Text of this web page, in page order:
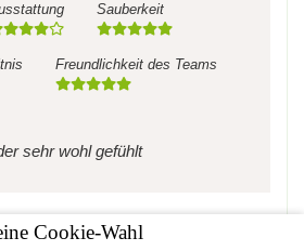
Sauberkeit
Freundlichkeit des Teams
sehr wohl gefühlt
Cookie-Wahl